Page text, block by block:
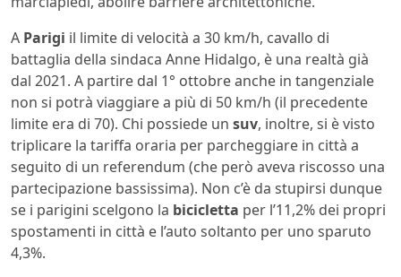
A Parigi il limite di velocità a 30 km/h, cavallo di
battaglia della sindaca Anne Hidalgo, è una realtà già
dal 2021. A partire dal 1° ottobre anche in tangenziale
non si potrà viaggiare a più di 50 km/h (il precedente
limite era di 70). Chi possiede un suv, inoltre, si è visto
triplicare la tariffa oraria per parcheggiare in città a
seguito di un referendum (che però aveva riscosso una
partecipazione bassissima). Non c’è da stupirsi dunque
se i parigini scelgono la bicicletta per l’11,2% dei propri
spostamenti in città e l’auto soltanto per uno sparuto
4,3%.